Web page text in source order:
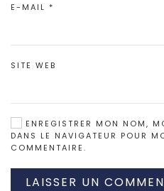
E-MAIL *
SITE WEB
ENREGISTRER MON NOM,
DANS LE NAVIGATEUR POUR
COMMENTAIRE.
LAISSER UN